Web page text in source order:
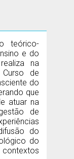
teórico-
e do
na
de
do
que
atuar na
de
do
do